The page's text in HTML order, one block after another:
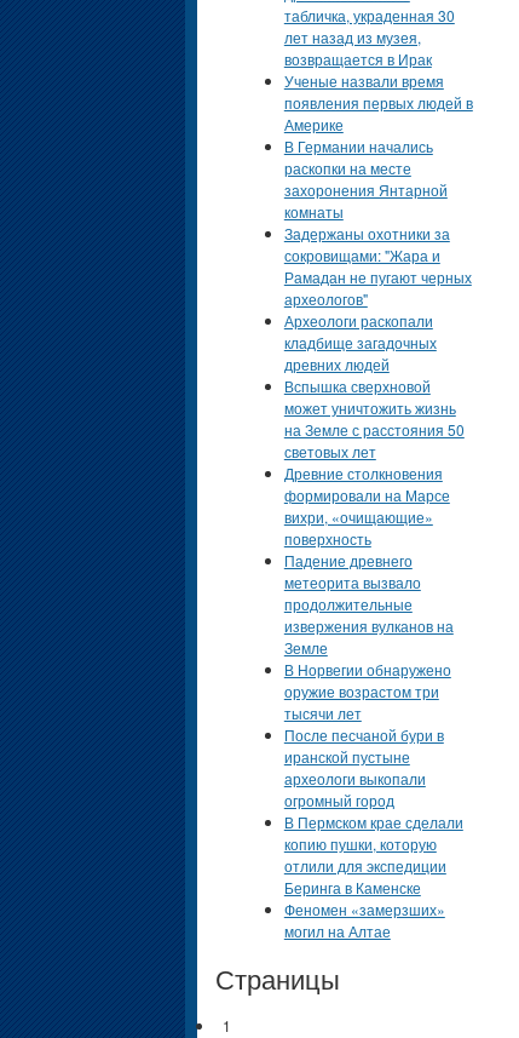
табличка, украденная 30
лет назад из музея,
возвращается в Ирак
Ученые назвали время
появления первых людей в
Америке
В Германии начались
раскопки на месте
захоронения Янтарной
комнаты
Задержаны охотники за
сокровищами: "Жара и
Рамадан не пугают черных
археологов"
Археологи раскопали
кладбище загадочных
древних людей
Вспышка сверхновой
может уничтожить жизнь
на Земле с расстояния 50
световых лет
Древние столкновения
формировали на Марсе
вихри, «очищающие»
поверхность
Падение древнего
метеорита вызвало
продолжительные
извержения вулканов на
Земле
В Норвегии обнаружено
оружие возрастом три
тысячи лет
После песчаной бури в
иранской пустыне
археологи выкопали
огромный город
В Пермском крае сделали
копию пушки, которую
отлили для экспедиции
Беринга в Каменске
Феномен «замерзших»
могил на Алтае
Страницы
1